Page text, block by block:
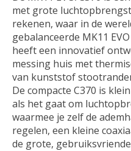
met grote
rekenen, waar in de
gebalanceerde MK11
heeft een innovatief
messing huis met
van kunststof
De compacte C370 is
als het gaat om
waarmee je zelf de
regelen, een kleine
de grote,